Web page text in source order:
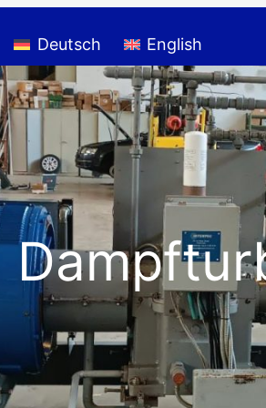
Deutsch English